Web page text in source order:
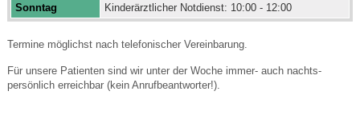
Sonntag
Kinderärztlicher Notdienst: 10:00 - 12:00
Termine möglichst nach telefonischer Vereinbarung.
Für unsere Patienten sind wir unter der Woche immer- auch nachts-
persönlich erreichbar (kein Anrufbeantworter!).